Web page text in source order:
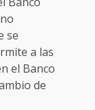
se
a las
el Banco
de